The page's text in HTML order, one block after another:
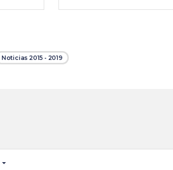
Noticias 2015 - 2019